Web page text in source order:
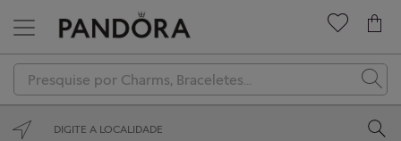
Novidades